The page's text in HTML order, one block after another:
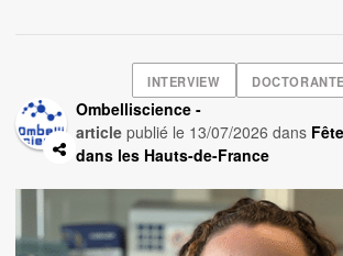
INTERVIEW DOCTORANTE
Ombelliscience -
article publié le 13/07/2026 dans
dans les Hauts-de-France